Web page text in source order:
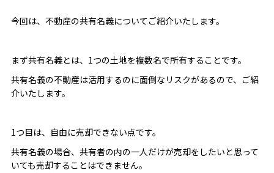
今回は、不動産の共有名義についてご紹介いたします。
まず共有名義とは、1つの土地を複数名で所有することです。
共有名義の不動産は活用するのに面倒なリスクがあるので、ご紹
介いたします。
1つ目は、自由に売却できない点です。
共有名義の場合、共有者の内の一人だけが売却をしたいと思って
いても売却することはできません。